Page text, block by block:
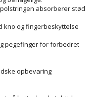
absorberer stød
kno og fingerbeskyttelse
pegefinger for forbedret
opbevaring